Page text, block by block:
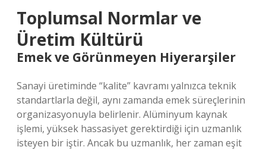
Toplumsal Normlar ve
Üretim Kültürü
Emek ve Görünmeyen Hiyerarşiler
Sanayi üretiminde “kalite” kavramı yalnızca teknik
standartlarla değil, aynı zamanda emek süreçlerinin
organizasyonuyla belirlenir. Alüminyum kaynak
işlemi, yüksek hassasiyet gerektirdiği için uzmanlık
isteyen bir iştir. Ancak bu uzmanlık, her zaman eşit